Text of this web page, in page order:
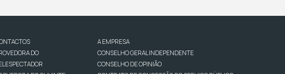
DO
A EMPRESA
CONSELHO GERAL INDEPENDENTE
CONSELHO DE OPINIÃO